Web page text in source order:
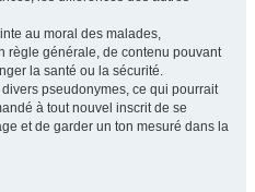
au moral des malades,
règle générale, de contenu pouvant
la santé ou la sécurité.
divers pseudonymes, ce qui pourrait
à tout nouvel inscrit de se
et de garder un ton mesuré dans la